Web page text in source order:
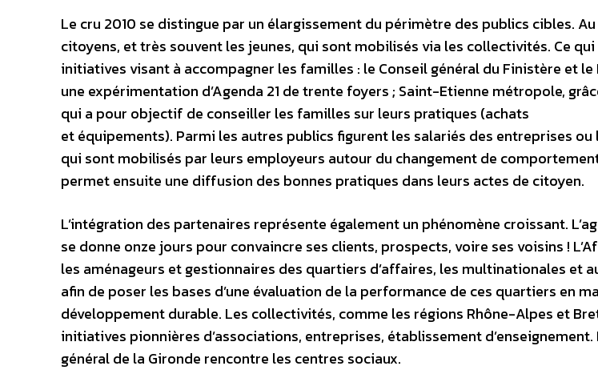
Le cru 2010 se distingue par un élargissement du périmètre des publics cibles.
citoyens, et très souvent les jeunes, qui sont mobilisés via les collectivités. Ce
initiatives visant à accompagner les familles : le Conseil général du Finistère et le
une expérimentation d’Agenda 21 de trente foyers ; Saint-Etienne métropole,
qui a pour objectif de conseiller les familles sur leurs pratiques (achats
et équipements). Parmi les autres publics figurent les salariés des entreprises
qui sont mobilisés par leurs employeurs autour du changement de
permet ensuite une diffusion des bonnes pratiques dans leurs actes de citoyen.
L’intégration des partenaires représente également un phénomène croissant.
se donne onze jours pour convaincre ses clients, prospects, voire ses voisins !
les aménageurs et gestionnaires des quartiers d’affaires, les multinationales et
afin de poser les bases d’une évaluation de la performance de ces quartiers en
développement durable. Les collectivités, comme les régions Rhône-Alpes et
initiatives pionnières d’associations, entreprises, établissement d’enseignement.
général de la Gironde rencontre les centres sociaux.